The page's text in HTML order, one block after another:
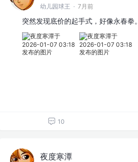
幼儿园球王 · 7月前
突然发现底价的起手式，好像永春拳。
10
夜度寒潭